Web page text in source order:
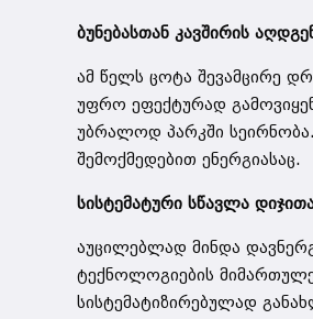
ბუნებასთან კავშირის
ამ წელს ცოტა შევამცირე
უფრო ეფექტურად
უბრალოდ პარკში
შემოქმედებით ენერგიასაც.
სისტემატური სწავლა
აუცილებლად მინდა
ტექნოლოგიების
სისტემატიზირებულად